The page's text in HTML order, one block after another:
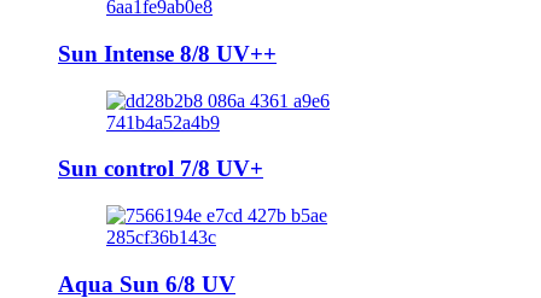
Sun Intense 8/8 UV++
Sun control 7/8 UV+
Aqua Sun 6/8 UV